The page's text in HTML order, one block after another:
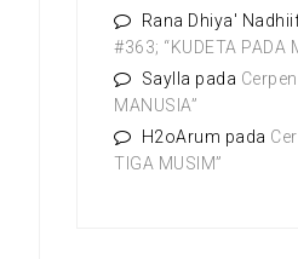
Rana Dhiya'
#363; “KUDETA PADA
Saylla pada
MANUSIA”
H2oArum pada
TIGA MUSIM”